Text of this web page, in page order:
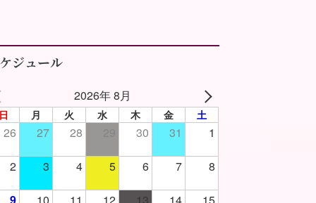
ジュール
2026年 8月
月 火 水 木 金 土
26 27 28 30 31 1
2 3 4 5 6 7 8
9 10 11 12 13 14 15